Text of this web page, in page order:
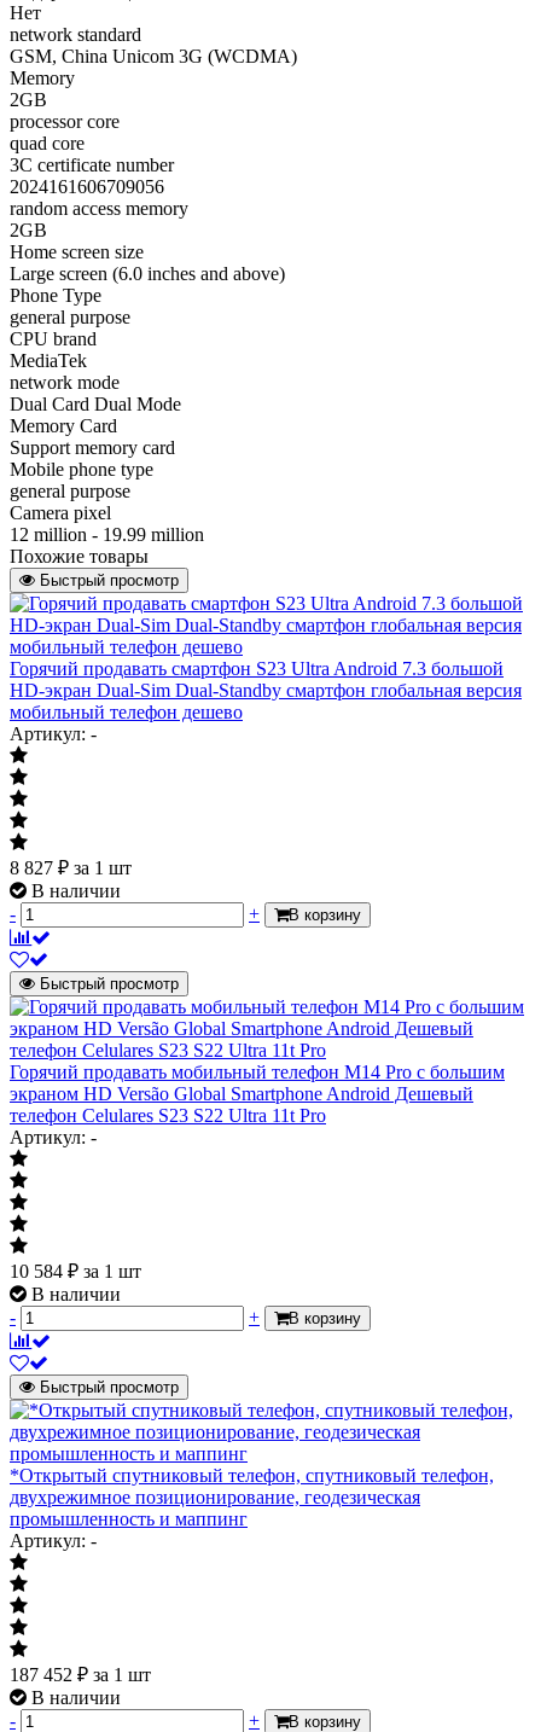
Нет
network standard
GSM, China Unicom 3G (WCDMA)
Memory
2GB
processor core
quad core
3C certificate number
2024161606709056
random access memory
2GB
Home screen size
Large screen (6.0 inches and above)
Phone Type
general purpose
CPU brand
MediaTek
network mode
Dual Card Dual Mode
Memory Card
Support memory card
Mobile phone type
general purpose
Camera pixel
12 million - 19.99 million
Похожие товары
Быстрый просмотр
Горячий продавать смартфон S23 Ultra Android 7.3 большой
HD-экран Dual-Sim Dual-Standby смартфон глобальная версия
мобильный телефон дешево
Артикул: -
8 827 ₽ за 1 шт
В наличии
-
+ В корзину
Быстрый просмотр
Горячий продавать мобильный телефон M14 Pro с большим
экраном HD Versão Global Smartphone Android Дешевый
телефон Celulares S23 S22 Ultra 11t Pro
Артикул: -
10 584 ₽ за 1 шт
В наличии
-
+ В корзину
Быстрый просмотр
*Открытый спутниковый телефон, спутниковый телефон,
двухрежимное позиционирование, геодезическая
промышленность и маппинг
Артикул: -
187 452 ₽ за 1 шт
В наличии
-
+ В корзину